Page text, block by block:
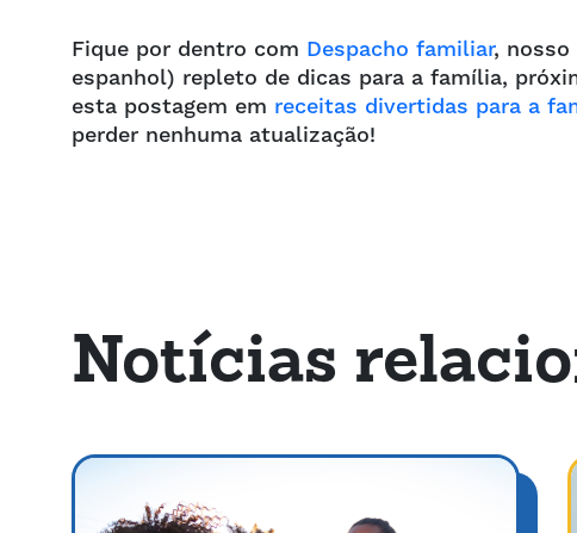
Fique por dentro com Despacho familiar,
espanhol) repleto de dicas para a família,
esta postagem em receitas divertidas para a
perder nenhuma atualização!
Notícias